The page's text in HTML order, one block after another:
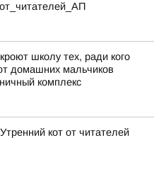
школу тех, ради кого
домашних мальчиков
комплекс
кот от читателей